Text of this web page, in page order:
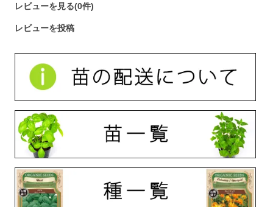
レビューを見る(0件)
レビューを投稿